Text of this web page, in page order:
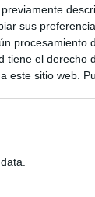
sus
procesamiento
tiene el derecho
este sitio web.